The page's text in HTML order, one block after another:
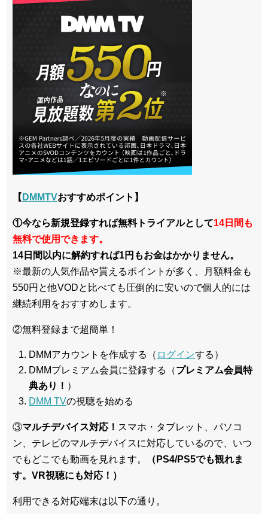
【 DMMTVおすすめポイント】
①今なら新規登録すれば無料トライアルとして14日間も
無料で使用できます。
14日間以内に解約すれば1円もお金はかかりません。
※最新の人気作品や貰えるポイントが多く、月額料金も
550円と他VODと比べても圧倒的に安いので個人的には
継続利用をおすすめします。
②無料登録まで超簡単！
DMMアカウントを作成する（ ログインする）
DMMプレミアム会員に登録する（プレミアム会員特
典あり！ ）
DMM TVの視聴を始める
③マルチデバイス対応！ スマホ・タブレット、パソコ
ン、テレビのマルチデバイスに対応しているので、いつ
でもどこでも動画を見れます。
（PS4/PS5でも観れま
す。VR視聴にも対応！）
利用できる対応端末は以下の通り。